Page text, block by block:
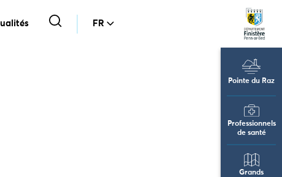
FR
Pointe du Raz
Professionnels
de santé
Grands